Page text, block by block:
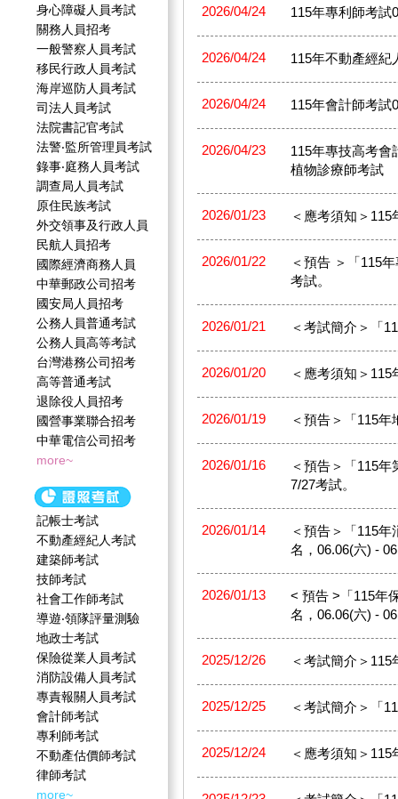
身心障礙人員考試
關務人員招考
一般警察人員考試
移民行政人員考試
海岸巡防人員考試
司法人員考試
法院書記官考試
法警‧監所管理員考試
錄事‧庭務人員考試
調查局人員考試
原住民族考試
外交領事及行政人員
民航人員招考
國際經濟商務人員
中華郵政公司招考
國安局人員招考
公務人員普通考試
公務人員高等考試
台灣港務公司招考
高等普通考試
退除役人員招考
國營事業聯合招考
中華電信公司招考
more~
記帳士考試
不動產經紀人考試
建築師考試
技師考試
社會工作師‍考試
導遊‧領隊評量測驗
地政士考試
保險從業人員考試
消防設備人員考試
專責報關人員考試
會計師考試
專利師考試
不動產估價師考試
律師考試
more~
2026/04/24 115年專利師考試
2026/04/24 115年不動產經紀
2026/04/24 115年會計師考試
2026/04/23
115年專技高考會
植物診療師考試
2026/01/23 ＜應考須知＞
2026/01/22
＜預告 ＞「115
考試。
2026/01/21 ＜考試簡介＞「
2026/01/20 ＜應考須知＞
2026/01/19 ＜預告＞「115
2026/01/16
＜預告＞「115
7/27考試。
2026/01/14
＜預告＞「115
名，06.06(六) -
2026/01/13
< 預告 >「115年
名，06.06(六) -
2025/12/26 ＜考試簡介＞
2025/12/25 ＜考試簡介＞「
2025/12/24 ＜應考須知＞